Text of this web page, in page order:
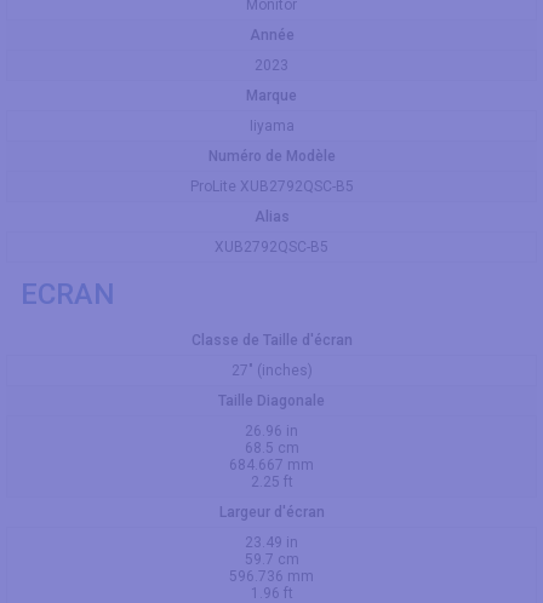
Monitor
Année
2023
Marque
Iiyama
Numéro de Modèle
ProLite XUB2792QSC-B5
Alias
XUB2792QSC-B5
ECRAN
Classe de Taille d'écran
27" (inches)
Taille Diagonale
26.96 in
68.5 cm
684.667 mm
2.25 ft
Largeur d'écran
23.49 in
59.7 cm
596.736 mm
1.96 ft